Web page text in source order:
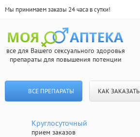
Мы принимаем заказы 24 часа в сутки!
все для Вашего сексуального здоровья
препараты для повышения потенции
ВСЕ ПРЕПАРАТЫ КАК ЗАКАЗАТЬ
Круглосуточный
прием заказов